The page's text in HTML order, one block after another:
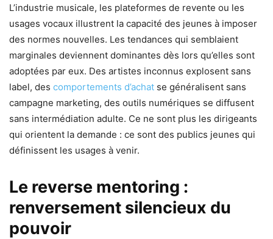
L’industrie musicale, les plateformes de revente ou les
usages vocaux illustrent la capacité des jeunes à imposer
des normes nouvelles. Les tendances qui semblaient
marginales deviennent dominantes dès lors qu’elles sont
adoptées par eux. Des artistes inconnus explosent sans
label, des comportements d’achat se généralisent sans
campagne marketing, des outils numériques se diffusent
sans intermédiation adulte. Ce ne sont plus les dirigeants
qui orientent la demande : ce sont des publics jeunes qui
définissent les usages à venir.
Le reverse mentoring :
renversement silencieux du
pouvoir